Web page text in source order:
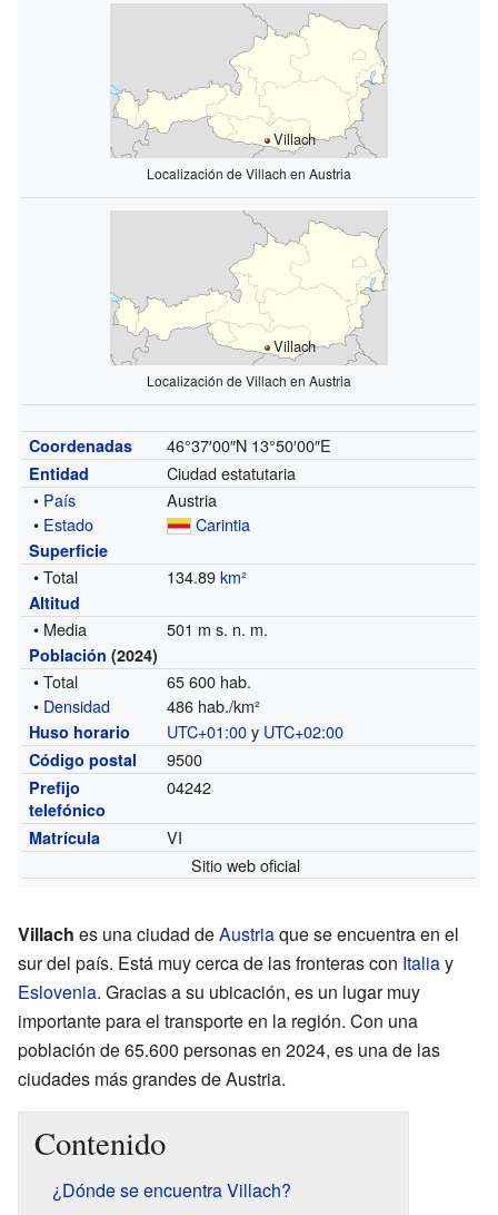
Villach
Localización de Villach en Austria
Villach
Localización de Villach en Austria
Coordenadas 46°37′00″N 13°50′00″E
Entidad
Ciudad estatutaria
• País
Austria
• Estado Carintia
Superficie
• Total 134.89km²
Altitud
• Media 501 m s. n. m.
Población (2024)
• Total
65 600 hab.
• Densidad 486 hab./km²
Huso horario UTC+01:00y UTC+02:00
Código postal 9500
Prefijo
telefónico
04242
Matrícula
VI
Sitio web oficial
Villach es una ciudad deAustriaque se encuentra en el
sur del país. Está muy cerca de las fronteras con Italiay
Eslovenia. Gracias a su ubicación, es un lugar muy
importante para el transporte en la región. Con una
población de 65.600 personas en 2024, es una de las
ciudades más grandes de Austria.
Contenido
¿Dónde se encuentra Villach?